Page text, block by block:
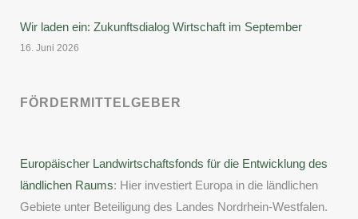
Wir laden ein: Zukunftsdialog Wirtschaft im September
16. Juni 2026
FÖRDERMITTELGEBER
Europäischer Landwirtschaftsfonds für die Entwicklung des
ländlichen Raums: Hier investiert Europa in die ländlichen
Gebiete unter Beteiligung des Landes Nordrhein-Westfalen.